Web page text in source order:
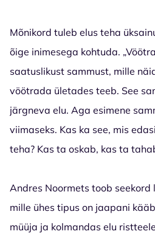
Mõnikord tuleb elus teha
õige inimesega kohtuda.
saatuslikust sammust, mille
vöötrada ületades teeb. See
järgneva elu. Aga esimene
viimaseks. Kas ka see, mis
teha? Kas ta oskab, kas ta
Andres Noormets toob
mille ühes tipus on jaapani
müüja ja kolmandas elu